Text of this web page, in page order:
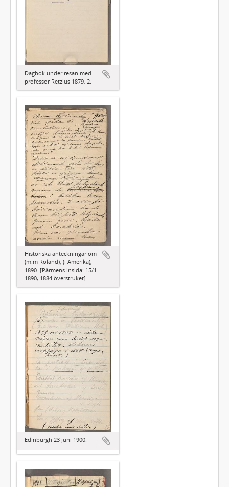
Dagbok under resan med
professor Retzius 1879, 2.
Historiska anteckningar om
(m:m Roland), (i Amerika),
1890. [Pärmens insida: 15/1
1890, 1884 överstruket].
Edinburgh 23 juni 1900.